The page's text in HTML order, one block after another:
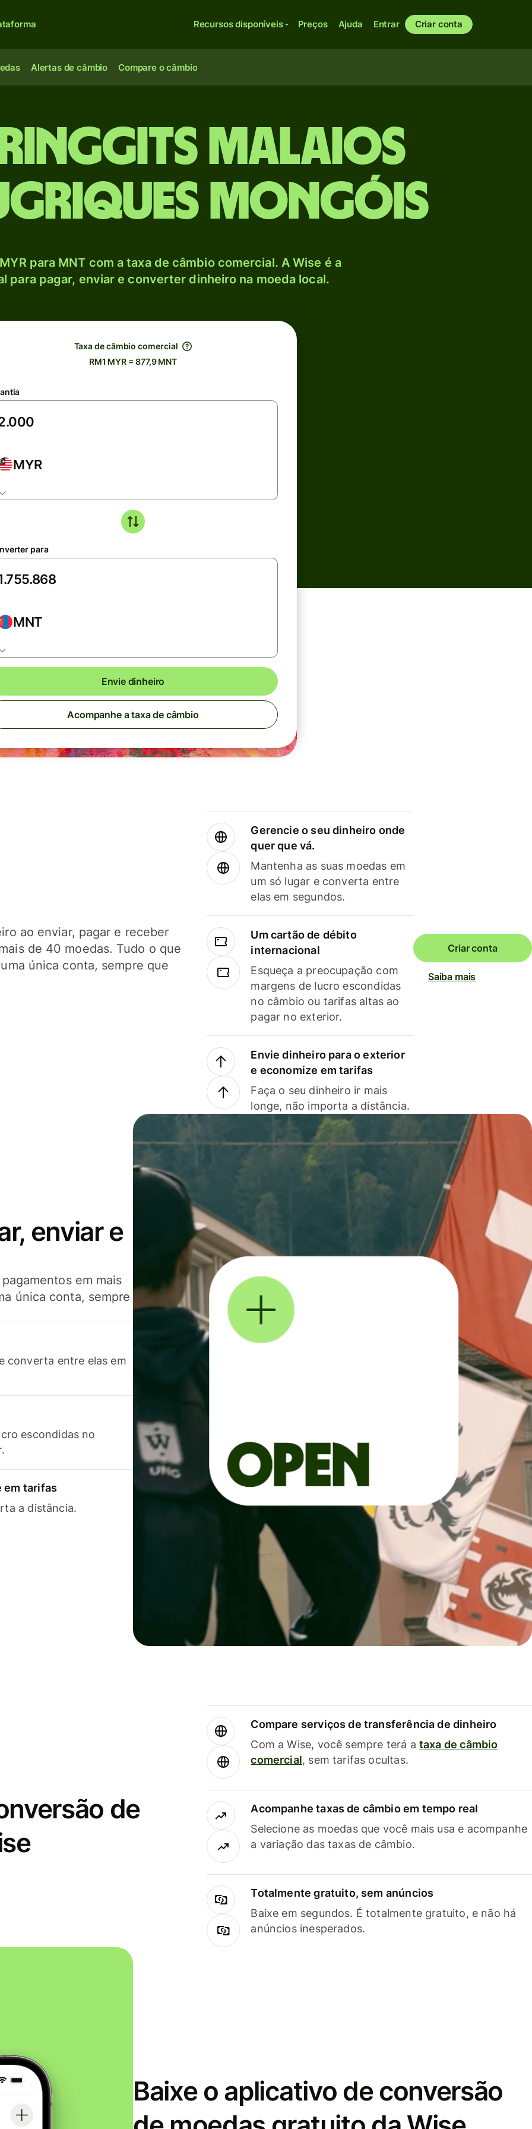
Recursos disponíveis Preços Ajuda Entrar Criar conta
Alertas de câmbio Compare o câmbio
malaios
mongóis
para MNT com a taxa de câmbio comercial. A Wise é a
para pagar, enviar e converter dinheiro na moeda local.
Taxa de câmbio comercial
RM1 MYR = 877,9 MNT
MYR
para
MNT
Envie dinheiro
Acompanhe a taxa de câmbio
ao enviar, pagar e receber
de 40 moedas. Tudo o que
única conta, sempre que
Gerencie o seu dinheiro onde
quer que vá.
Mantenha as suas moedas em
um só lugar e converta entre
elas em segundos.
Um cartão de débito
internacional
Esqueça a preocupação com
margens de lucro escondidas
no câmbio ou tarifas altas ao
pagar no exterior.
Envie dinheiro para o exterior
e economize em tarifas
Faça o seu dinheiro ir mais
longe, não importa a distância.
Criar conta
Saiba mais
enviar e
em mais
única conta, sempre
converta entre elas em
escondidas no
em tarifas
a distância.
de
Compare serviços de transferência de dinheiro
Com a Wise, você sempre terá a taxa de câmbio
comercial, sem tarifas ocultas.
Acompanhe taxas de câmbio em tempo real
Selecione as moedas que você mais usa e acompanhe
a variação das taxas de câmbio.
Totalmente gratuito, sem anúncios
Baixe em segundos. É totalmente gratuito, e não há
anúncios inesperados.
Baixe o aplicativo de conversão